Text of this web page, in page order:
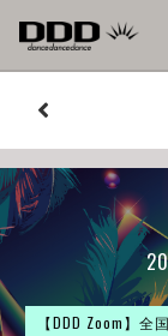
【DDD Zoom】